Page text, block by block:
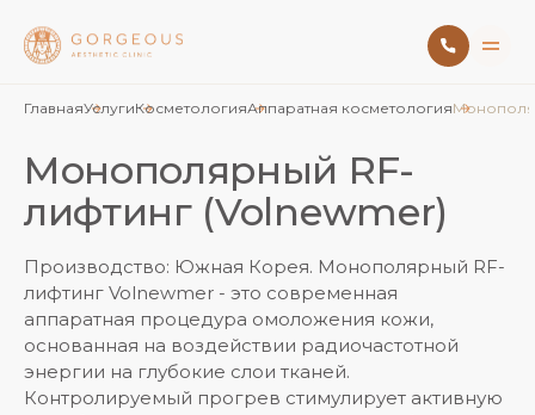
ГлавнаяУслугиКосметологияАппаратная косметология
Монополярный RF-
лифтинг (Volnewmer)
Производство: Южная Корея. Монополярный RF-
лифтинг Volnewmer - это современная
аппаратная процедура омоложения кожи,
основанная на воздействии радиочастотной
энергии на глубокие слои тканей.
Контролируемый прогрев стимулирует активную